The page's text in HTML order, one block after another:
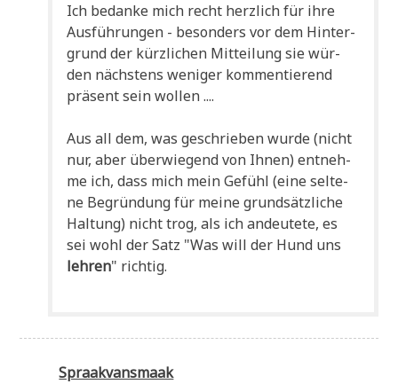
Ich bedan­ke mich recht herz­lich für ihre
Aus­füh­run­gen - beson­ders vor dem Hin­ter­
grund der kürz­li­chen Mit­tei­lung sie wür­
den näch­stens weni­ger kom­men­tie­rend
prä­sent sein wollen ....
Aus all dem, was geschrie­ben wur­de (nicht
nur, aber über­wie­gend von Ihnen) ent­neh­
me ich, dass mich mein Gefühl (eine sel­te­
ne Begrün­dung für mei­ne grund­sätz­li­che
Hal­tung) nicht trog, als ich andeu­te­te, es
sei wohl der Satz "Was will der Hund uns
leh­ren" rich­tig.
Spraakvansmaak